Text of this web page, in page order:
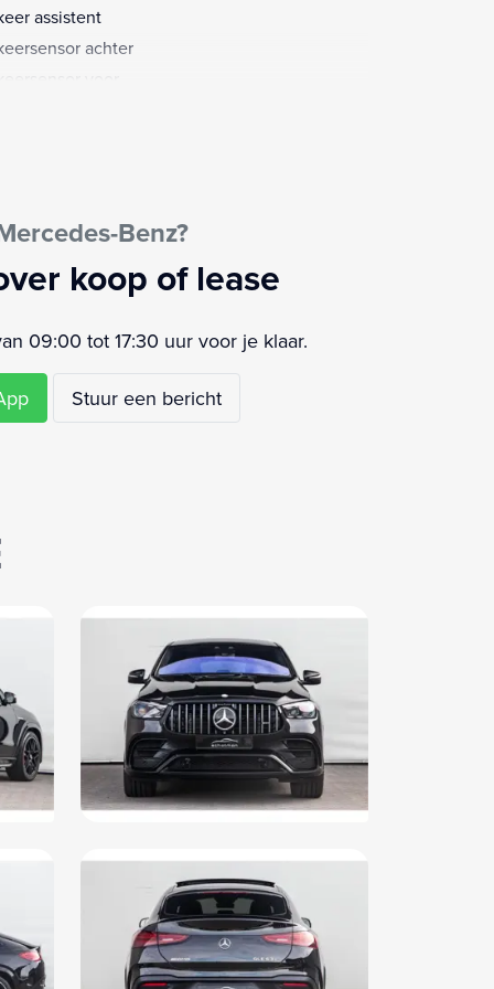
assistent
achter
voor
stop systeem
ventilatie voor
leder
multifunctioneel
elektrisch uitklapbaar
assistent
detectie
herkenning
met massagefunctie en geventileerd
verwarmd
glas
Benz?
koop of lease
09:00 tot 17:30 uur voor je klaar.
Stuur een bericht